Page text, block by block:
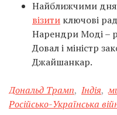
Найближчими
візити ключові
Нарендри Моді –
Довал і міністр
Джайшанкар.
Дональд Трамп, Індія,
Російсько-Українська